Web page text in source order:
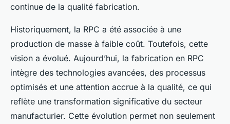
continue de la qualité fabrication.
Historiquement, la RPC a été associée à une
production de masse à faible coût. Toutefois, cette
vision a évolué. Aujourd’hui, la fabrication en RPC
intègre des technologies avancées, des processus
optimisés et une attention accrue à la qualité, ce qui
reflète une transformation significative du secteur
manufacturier. Cette évolution permet non seulement